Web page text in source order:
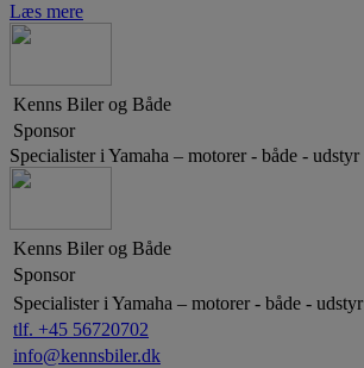
Læs mere
Kenns Biler og Både
Sponsor
Specialister i Yamaha – motorer - både - udstyr
Kenns Biler og Både
Sponsor
Specialister i Yamaha – motorer - både - udstyr
tlf. +45 56720702
info@kennsbiler.dk